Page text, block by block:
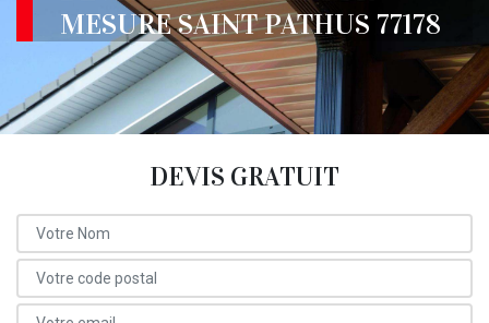
MESURE SAINT PATHUS 77178
DEVIS GRATUIT